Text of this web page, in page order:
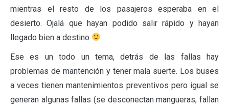
mientras el resto de los pasajeros esperaba en el
desierto. Ojalá que hayan podido salir rápido y hayan
llegado bien a destino
Ese es un todo un tema, detrás de las fallas hay
problemas de mantención y tener mala suerte. Los buses
a veces tienen mantenimientos preventivos pero igual se
generan algunas fallas (se desconectan mangueras, fallan